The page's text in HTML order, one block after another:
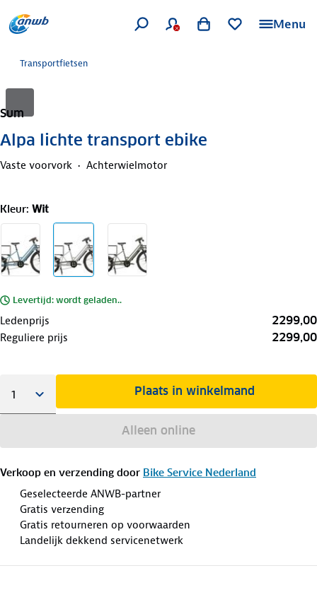
Menu
Transportfietsen
Sum
Alpa lichte transport ebike
Vaste voorvork Achterwielmotor
Kleur: Wit
Levertijd: wordt geladen..
Ledenprijs 2299,00
Reguliere prijs 2299,00
Plaats in winkelmand
Alleen online
Verkoop en verzending door Bike Service Nederland
Geselecteerde ANWB-partner
Gratis verzending
Gratis retourneren op voorwaarden
Landelijk dekkend servicenetwerk